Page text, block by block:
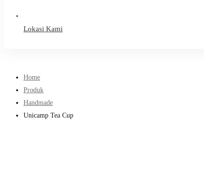
Lokasi Kami
Home
Produk
Handmade
Unicamp Tea Cup